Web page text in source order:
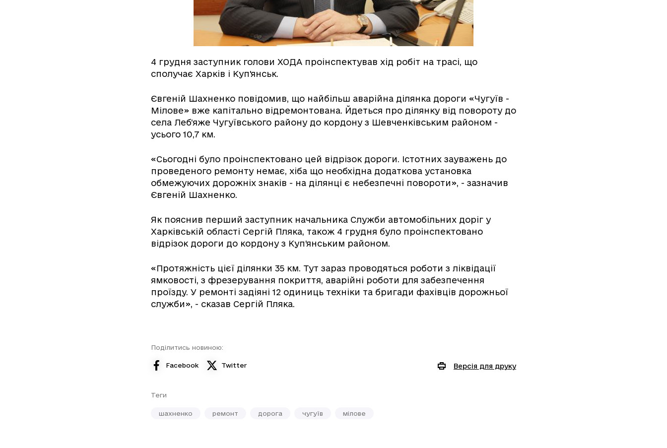
4 грудня заступник голови ХОДА проінспектував хід робіт на трасі, що
сполучає Харків і Куп'янськ.
Євгеній Шахненко повідомив, що найбільш аварійна ділянка дороги «Чугуїв -
Мілове» вже капітально відремонтована. Йдеться про ділянку від повороту до
села Леб’яже Чугуївського району до кордону з Шевченківським районом -
усього 10,7 км.
«Сьогодні було проінспектовано цей відрізок дороги. Істотних зауважень до
проведеного ремонту немає, хіба що необхідна додаткова установка
обмежуючих дорожніх знаків - на ділянці є небезпечні повороти», - зазначив
Євгеній Шахненко.
Як пояснив перший заступник начальника Служби автомобільних доріг у
Харківській області Сергій Пляка, також 4 грудня було проінспектовано
відрізок дороги до кордону з Куп'янським районом.
«Протяжність цієї ділянки 35 км. Тут зараз проводяться роботи з ліквідації
ямковості, з фрезерування покриття, аварійні роботи для забезпечення
проїзду. У ремонті задіяні 12 одиниць техніки та бригади фахівців дорожньої
служби», - сказав Сергій Пляка.
Поділитись новиною:
Facebook Twitter Версія для друку
Теги
шахненко ремонт дорога чугуїв мілове